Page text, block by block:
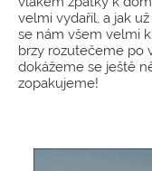
velmi vydařil, a jak
se nám všem velmi
brzy rozutečeme po
dokážeme se ještě
zopakujeme!